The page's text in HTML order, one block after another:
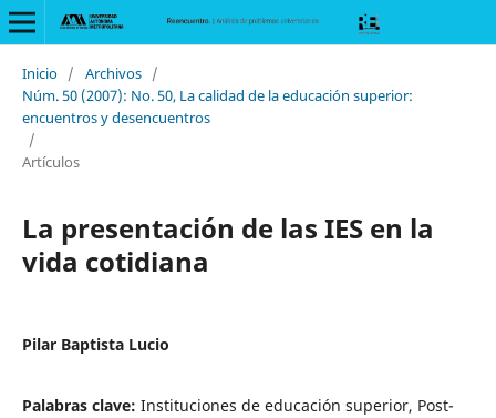
Inicio / Archivos /
Núm. 50 (2007): No. 50, La calidad de la educación superior:
encuentros y desencuentros
/
Artículos
La presentación de las IES en la
vida cotidiana
Pilar Baptista Lucio
Palabras clave: Instituciones de educación superior, Post-